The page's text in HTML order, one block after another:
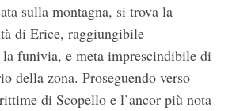
sulla montagna, si trova la
di Erice, raggiungibile
funivia, e meta imprescindibile di
della zona. Proseguendo verso
di Scopello e l’ancor più nota